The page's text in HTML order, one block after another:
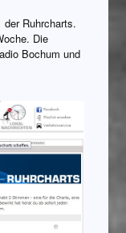
Ruhrcharts.
Die
Bochum und